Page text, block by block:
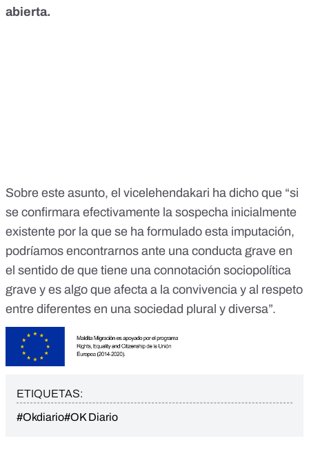
abierta.
Sobre este asunto, el vicelehendakari ha dicho que “si
se confirmara efectivamente la sospecha inicialmente
existente por la que se ha formulado esta imputación,
podríamos encontrarnos ante una conducta grave en
el sentido de que tiene una connotación sociopolítica
grave y es algo que afecta a la convivencia y al respeto
entre diferentes en una sociedad plural y diversa”.
ETIQUETAS:
#Okdiario#OK Diario